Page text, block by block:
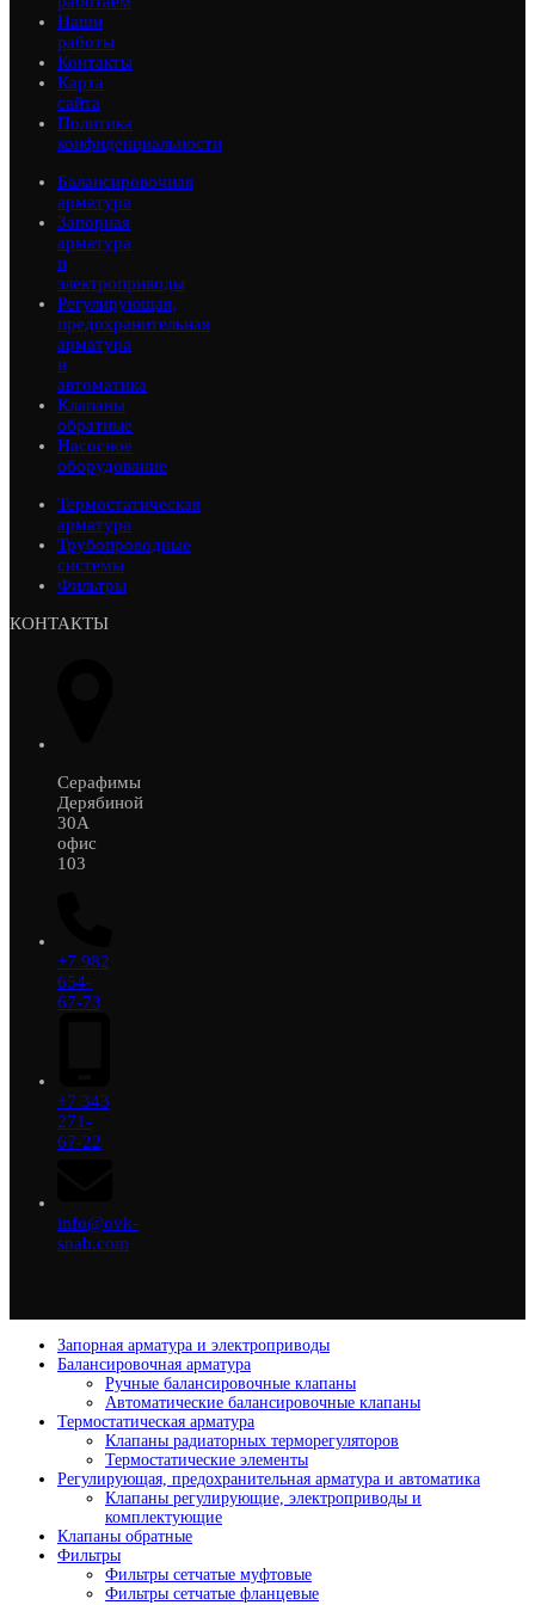
Наши
работы
Контакты
Карта
сайта
Политика
конфиденциальности
Балансировочная
арматура
Запорная
арматура
и
электроприводы
Регулирующая,
предохранительная
арматура
и
автоматика
Клапаны
обратные
Насосное
оборудование
Термостатическая
арматура
Трубопроводные
системы
Фильтры
КОНТАКТЫ
Серафимы
Дерябиной
30А
офис
103
+7 982
654-
67-73
+7 343
271-
67-22
info@ovk-
snab.com
Запорная арматура и электроприводы
Балансировочная арматура
Ручные балансировочные клапаны
Автоматические балансировочные клапаны
Термостатическая арматура
Клапаны радиаторных терморегуляторов
Термостатические элементы
Регулирующая, предохранительная арматура и автоматика
Клапаны регулирующие, электроприводы и
комплектующие
Клапаны обратные
Фильтры
Фильтры сетчатые муфтовые
Фильтры сетчатые фланцевые